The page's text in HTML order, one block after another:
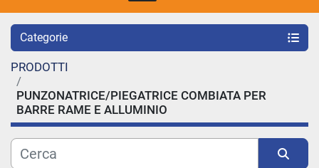
Categorie
PRODOTTI
PUNZONATRICE/PIEGATRICE COMBIATA PER
BARRE RAME E ALLUMINIO